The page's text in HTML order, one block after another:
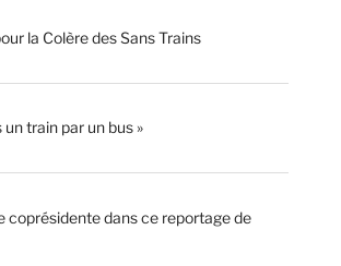
la Colère des Sans Trains
train par un bus »
coprésidente dans ce reportage de